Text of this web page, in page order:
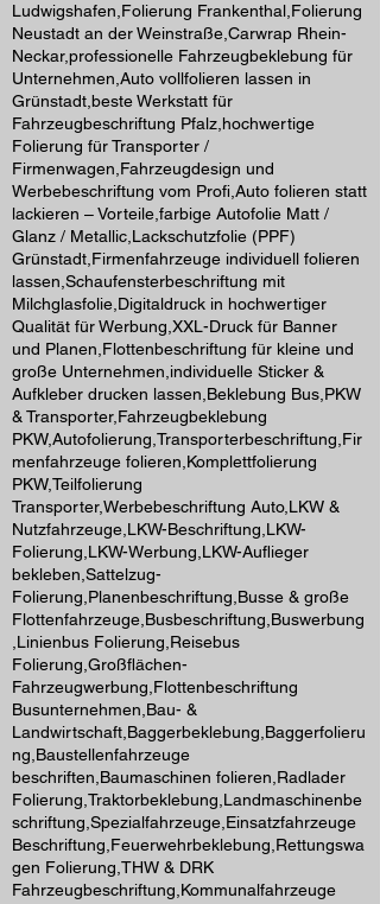
Ludwigshafen,Folierung Frankenthal,Folierung
Neustadt an der Weinstraße,Carwrap Rhein-
Neckar,professionelle Fahrzeugbeklebung für
Unternehmen,Auto vollfolieren lassen in
Grünstadt,beste Werkstatt für
Fahrzeugbeschriftung Pfalz,hochwertige
Folierung für Transporter /
Firmenwagen,Fahrzeugdesign und
Werbebeschriftung vom Profi,Auto folieren statt
lackieren – Vorteile,farbige Autofolie Matt /
Glanz / Metallic,Lackschutzfolie (PPF)
Grünstadt,Firmenfahrzeuge individuell folieren
lassen,Schaufensterbeschriftung mit
Milchglasfolie,Digitaldruck in hochwertiger
Qualität für Werbung,XXL-Druck für Banner
und Planen,Flottenbeschriftung für kleine und
große Unternehmen,individuelle Sticker &
Aufkleber drucken lassen,Beklebung Bus,PKW
& Transporter,Fahrzeugbeklebung
PKW,Autofolierung,Transporterbeschriftung,Fir
menfahrzeuge folieren,Komplettfolierung
PKW,Teilfolierung
Transporter,Werbebeschriftung Auto,LKW &
Nutzfahrzeuge,LKW-Beschriftung,LKW-
Folierung,LKW-Werbung,LKW-Auflieger
bekleben,Sattelzug-
Folierung,Planenbeschriftung,Busse & große
Flottenfahrzeuge,Busbeschriftung,Buswerbung
,Linienbus Folierung,Reisebus
Folierung,Großflächen-
Fahrzeugwerbung,Flottenbeschriftung
Busunternehmen,Bau- &
Landwirtschaft,Baggerbeklebung,Baggerfolieru
ng,Baustellenfahrzeuge
beschriften,Baumaschinen folieren,Radlader
Folierung,Traktorbeklebung,Landmaschinenbe
schriftung,Spezialfahrzeuge,Einsatzfahrzeuge
Beschriftung,Feuerwehrbeklebung,Rettungswa
gen Folierung,THW & DRK
Fahrzeugbeschriftung,Kommunalfahrzeuge